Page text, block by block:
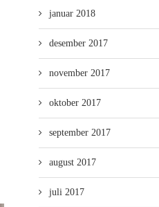
januar 2018
desember 2017
november 2017
oktober 2017
september 2017
august 2017
juli 2017